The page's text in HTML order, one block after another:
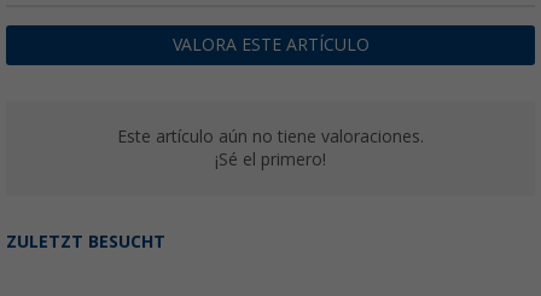
VALORA ESTE ARTÍCULO
Este artículo aún no tiene valoraciones.
¡Sé el primero!
ZULETZT BESUCHT